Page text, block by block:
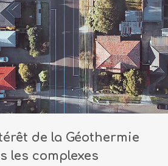
de la Géothermie
les complexes